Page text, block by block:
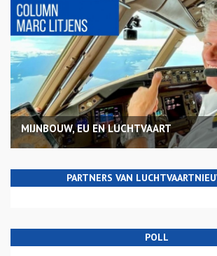
MIJNBOUW, EU EN LUCHTVAART
PARTNERS VAN
POLL